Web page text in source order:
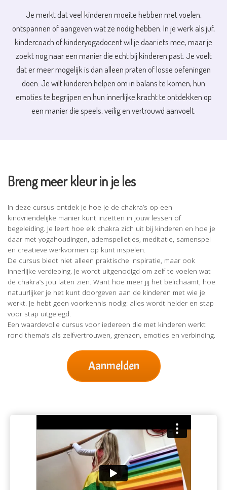
Je merkt dat veel kinderen moeite hebben met voelen,
ontspannen of aangeven wat ze nodig hebben. In je werk als juf,
kindercoach of kinderyogadocent wil je daar iets mee, maar je
zoekt nog naar een manier die echt bij kinderen past. Je voelt
dat er meer mogelijk is dan alleen praten of losse oefeningen
doen. Je wilt kinderen helpen om in balans te komen, hun
emoties te begrijpen en hun innerlijke kracht te ontdekken op
een manier die speels, veilig en vertrouwd aanvoelt.
Breng meer kleur in je les
In deze cursus ontdek je hoe je de chakra’s op een
kindvriendelijke manier kunt inzetten in jouw lessen of
begeleiding. Je leert hoe elk chakra zich uit bij kinderen en hoe je
daar met yogahoudingen, ademspelletjes, meditatie, samenspel
en creatieve werkvormen op kunt inspelen.
De cursus biedt niet alleen praktische inspiratie, maar ook
innerlijke verdieping. Je wordt uitgenodigd om zelf te voelen wat
de chakra’s jou laten zien. Want hoe meer jij het belichaamt, hoe
natuurlijker je het kunt doorgeven aan de kinderen met wie je
werkt. Je hebt geen voorkennis nodig: alles wordt helder en stap
voor stap uitgelegd.
Een waardevolle cursus voor iedereen die met kinderen werkt
rond thema’s als zelfvertrouwen, grenzen, emoties en verbinding.
Aanmelden